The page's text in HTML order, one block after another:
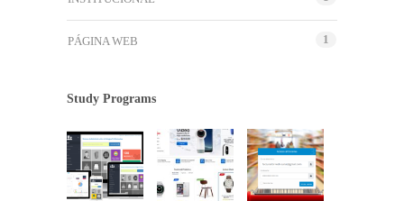
PÁGINA WEB 1
Study Programs